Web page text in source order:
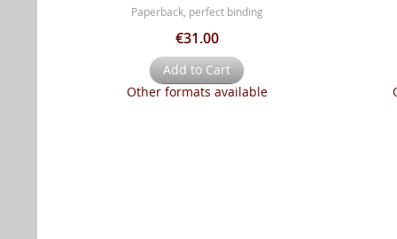
Paperback, perfect binding
€31.00
Add to Cart
Other formats available